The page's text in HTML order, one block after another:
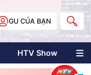
GU CỦA BẠN
HTV Show